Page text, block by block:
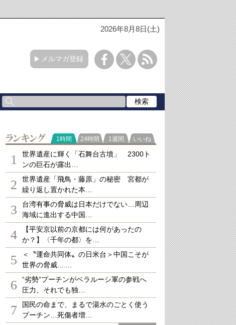
2026年8月8日(土)
メルマガ登録
ランキング
1時間 24時間 1週間 いいね
1
世界遺産に輝く「石舞台古墳」 2300ト
ンの巨石が露出…
2
世界遺産「飛鳥・藤原」の秘密 宮都が
繰り返し置かれた本…
3
台湾有事の脅威は日本だけでない…周辺
海域に進出する中国…
4
【平安京以前の京都には何があったの
か？】〈千年の都〉を…
5
＜〝運命共同体〟の日米台＞中国こそが
世界の脅威....…
6
“劣勢”プーチンがベラルーシ軍の参戦へ
圧力、それでも独…
7
国民の命まで、まるで湯水のごとく使う
プーチン…死傷者増…